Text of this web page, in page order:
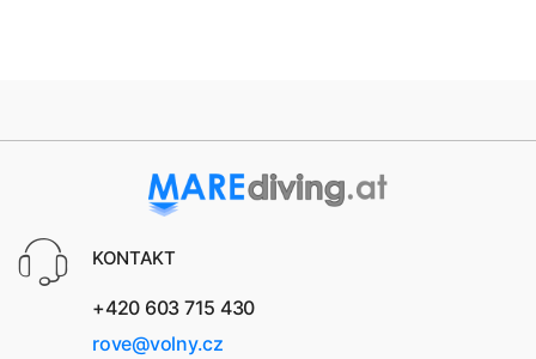
KONTAKT
+420 603 715 430
rove@volny.cz